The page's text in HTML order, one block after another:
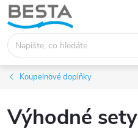
Přejít
na
obsah
Koupelnové doplňky
Výhodné sety